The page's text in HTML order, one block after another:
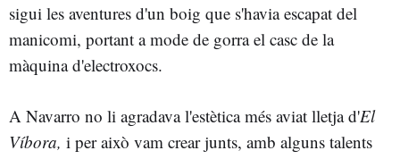
sigui les aventures d'un boig que s'havia escapat del
manicomi, portant a mode de gorra el casc de la
màquina d'electroxocs.
A Navarro no li agradava l'estètica més aviat lletja d'El
Víbora, i per això vam crear junts, amb alguns talents